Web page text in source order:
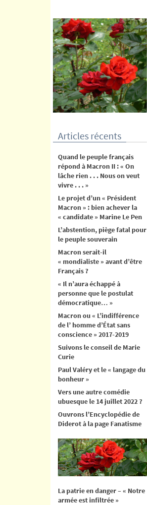
Articles récents
Quand le peuple français
répond à Macron II : « On
lâche rien . . . Nous on veut
vivre . . . »
Le projet d’un « Président
Macron » : bien achever la
« candidate » Marine Le Pen
L’abstention, piège fatal pour
le peuple souverain
Macron serait-il
« mondialiste » avant d’être
Français ?
« Il n’aura échappé à
personne que le postulat
démocratique… »
Macron ou « L’indifférence
de l’ homme d’État sans
conscience » 2017-2019
Suivons le conseil de Marie
Curie
Paul Valéry et le « langage du
bonheur »
Vers une autre comédie
ubuesque le 14 juillet 2022 ?
Ouvrons l’Encyclopédie de
Diderot à la page Fanatisme
La patrie en danger – « Notre
armée est infiltrée »